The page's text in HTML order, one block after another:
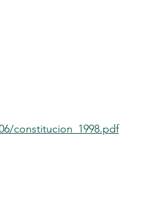
constitucion_1998.pdf